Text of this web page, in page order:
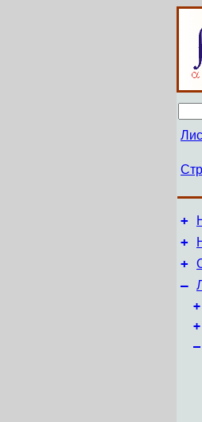
+
+
+
–
+
+
–